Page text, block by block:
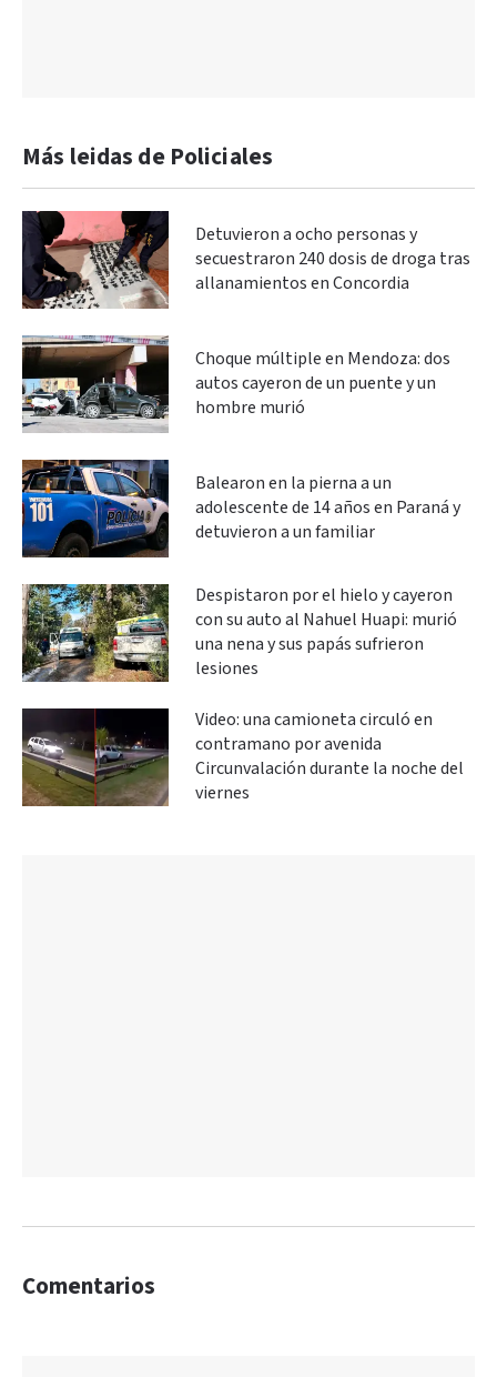
Más leidas de Policiales
Detuvieron a ocho personas y
secuestraron 240 dosis de droga tras
allanamientos en Concordia
Choque múltiple en Mendoza: dos
autos cayeron de un puente y un
hombre murió
Balearon en la pierna a un
adolescente de 14 años en Paraná y
detuvieron a un familiar
Despistaron por el hielo y cayeron
con su auto al Nahuel Huapi: murió
una nena y sus papás sufrieron
lesiones
Video: una camioneta circuló en
contramano por avenida
Circunvalación durante la noche del
viernes
Comentarios